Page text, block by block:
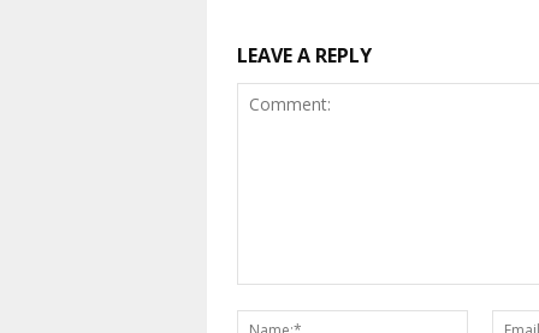
LEAVE A REPLY
Name:*